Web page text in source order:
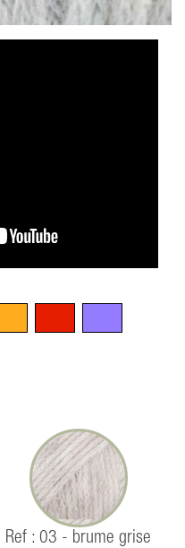
Ref : 03 - brume grise